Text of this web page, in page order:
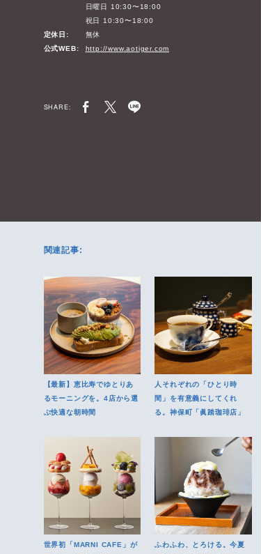
日曜日 10:30〜18:00
祝日 10:30〜18:00
定休日:
無休
公式WEB:
http://www.aotiger.com
SHARE:
関連記事:
【最新】恵比寿でゆとりあ
るモーニングを。4店から選
ぶ快適な朝時間
人それぞれの「ひとり時
間」を有意義にしてくれ
る。神保町「眞踏珈琲店」
世界初「MARNI CAFE」が
ふわふわ、とろける。今夏